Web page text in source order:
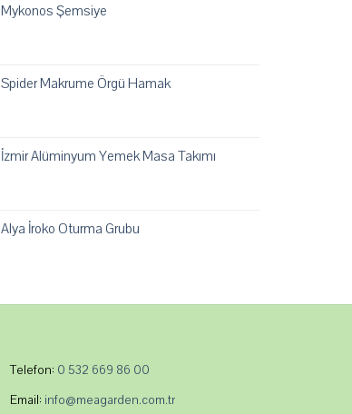
Mykonos Şemsiye
Spider Makrume Örgü Hamak
İzmir Alüminyum Yemek Masa Takımı
Alya İroko Oturma Grubu
Telefon: 0 532 669 86 00
Email: info@meagarden.com.tr